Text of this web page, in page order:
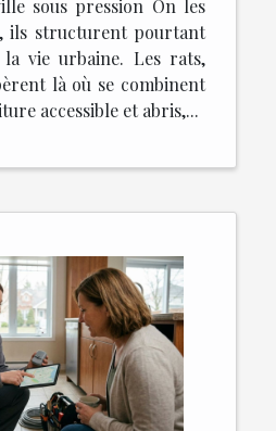
sous pression On les
ils structurent pourtant
vie urbaine. Les rats,
là où se combinent
accessible et abris,...